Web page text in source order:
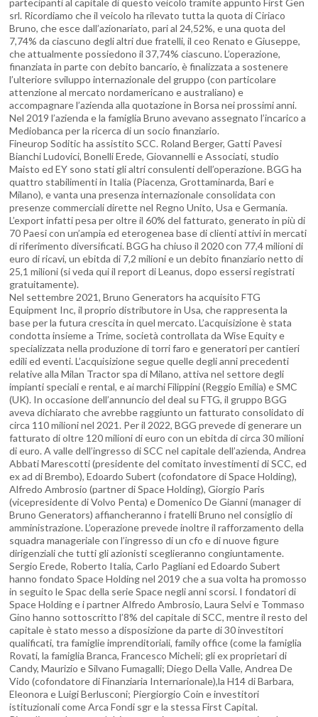
srl. Ricordiamo che il veicolo ha rilevato tutta la quota di Ciriaco
Bruno, che esce dall’azionariato, pari al 24,52%, e una quota del
7,74% da ciascuno degli altri due fratelli, il ceo Renato e Giuseppe,
che attualmente possiedono il 37,74% ciascuno. L’operazione,
finanziata in parte con debito bancario, è finalizzata a sostenere
l’ulteriore sviluppo internazionale del gruppo (con particolare
attenzione al mercato nordamericano e australiano) e
accompagnare l’azienda alla quotazione in Borsa nei prossimi anni.
Nel 2019 l’azienda e la famiglia Bruno avevano assegnato l’incarico a
Mediobanca per la ricerca di un socio finanziario.
Fineurop Soditic ha assistito SCC. Roland Berger, Gatti Pavesi
Bianchi Ludovici, Bonelli Erede, Giovannelli e Associati, studio
Maisto ed EY sono stati gli altri consulenti dell’operazione. BGG ha
quattro stabilimenti in Italia (Piacenza, Grottaminarda, Bari e
Milano), e vanta una presenza internazionale consolidata con
presenze commerciali dirette nel Regno Unito, Usa e Germania.
L’export infatti pesa per oltre il 60% del fatturato, generato in più di
70 Paesi con un’ampia ed eterogenea base di clienti attivi in mercati
di riferimento diversificati. BGG ha chiuso il 2020 con 77,4 milioni di
euro di ricavi, un ebitda di 7,2 milioni e un debito finanziario netto di
25,1 milioni (si veda qui il report di Leanus, dopo essersi registrati
gratuitamente).
Nel settembre 2021, Bruno Generators ha acquisito FTG
Equipment Inc, il proprio distributore in Usa, che rappresenta la
base per la futura crescita in quel mercato. L’acquisizione è stata
condotta insieme a Trime, società controllata da Wise Equity e
specializzata nella produzione di torri faro e generatori per cantieri
edili ed eventi. L’acquisizione segue quelle degli anni precedenti
relative alla Milan Tractor spa di Milano, attiva nel settore degli
impianti speciali e rental, e ai marchi Filippini (Reggio Emilia) e SMC
(UK). In occasione dell’annuncio del deal su FTG, il gruppo BGG
aveva dichiarato che avrebbe raggiunto un fatturato consolidato di
circa 110 milioni nel 2021. Per il 2022, BGG prevede di generare un
fatturato di oltre 120 milioni di euro con un ebitda di circa 30 milioni
di euro. A valle dell’ingresso di SCC nel capitale dell’azienda, Andrea
Abbati Marescotti (presidente del comitato investimenti di SCC, ed
ex ad di Brembo), Edoardo Subert (cofondatore di Space Holding),
Alfredo Ambrosio (partner di Space Holding), Giorgio Paris
(vicepresidente di Volvo Penta) e Domenico De Gianni (manager di
Bruno Generators) affiancheranno i fratelli Bruno nel consiglio di
amministrazione. L’operazione prevede inoltre il rafforzamento della
squadra manageriale con l’ingresso di un cfo e di nuove figure
dirigenziali che tutti gli azionisti sceglieranno congiuntamente.
Sergio Erede, Roberto Italia, Carlo Pagliani ed Edoardo Subert
hanno fondato Space Holding nel 2019 che a sua volta ha promosso
in seguito le Spac della serie Space negli anni scorsi. I fondatori di
Space Holding e i partner Alfredo Ambrosio, Laura Selvi e Tommaso
Gino hanno sottoscritto l’8% del capitale di SCC, mentre il resto del
capitale è stato messo a disposizione da parte di 30 investitori
qualificati, tra famiglie imprenditoriali, family office (come la famiglia
Rovati, la famiglia Branca, Francesco Micheli; gli ex proprietari di
Candy, Maurizio e Silvano Fumagalli; Diego Della Valle, Andrea De
Vido (cofondatore di Finanziaria Internarionale),la H14 di Barbara,
Eleonora e Luigi Berlusconi; Piergiorgio Coin e investitori
istituzionali come Arca Fondi sgr e la stessa First Capital.